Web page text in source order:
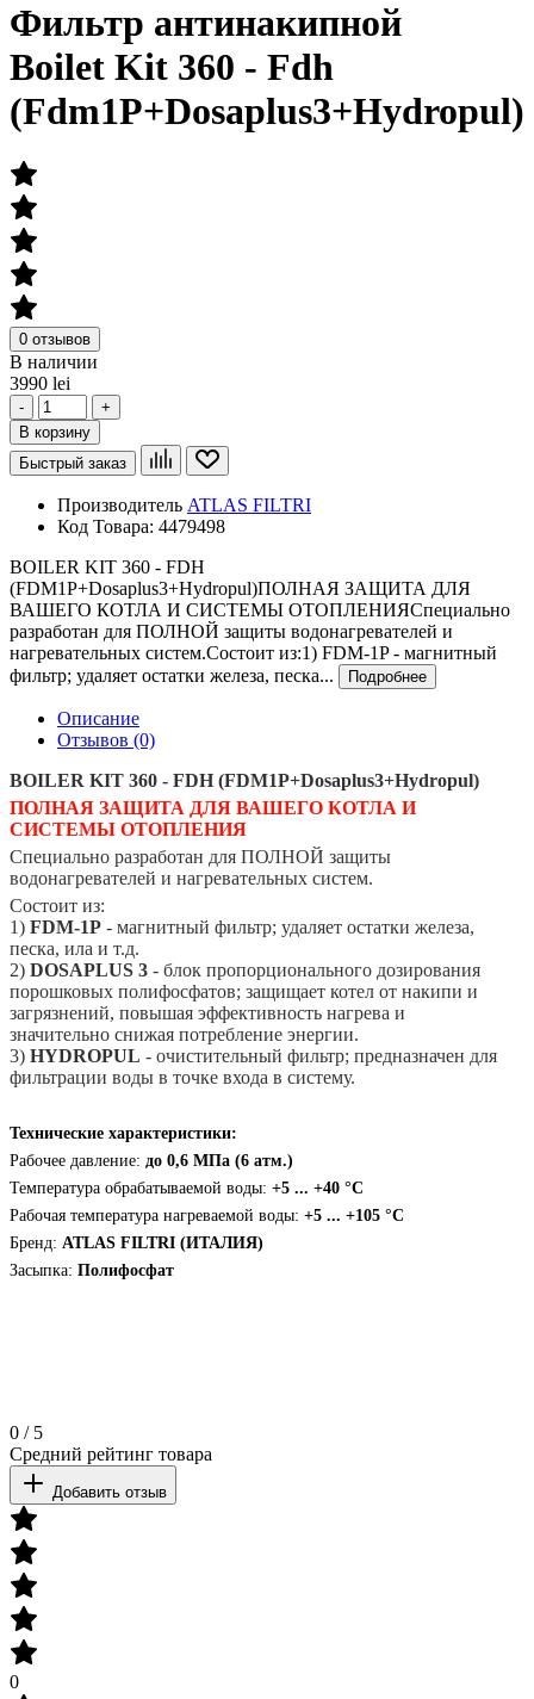
Фильтр антинакипной
Boilet Kit 360 - Fdh
(Fdm1P+Dosaplus3+Hydropul)
0 отзывов
В наличии
3990 lei
-
+
В корзину
Быстрый заказ
Производитель ATLAS FILTRI
Код Товара: 4479498
BOILER KIT 360 - FDH
(FDM1P+Dosaplus3+Hydropul)ПОЛНАЯ ЗАЩИТА ДЛЯ
ВАШЕГО КОТЛА И СИСТЕМЫ ОТОПЛЕНИЯСпециально
разработан для ПОЛНОЙ защиты водонагревателей и
нагревательных систем.Состоит из:1) FDM-1P - магнитный
фильтр; удаляет остатки железа, песка...
Подробнее
Описание
Отзывов (0)
BOILER KIT 360 - FDH (FDM1P+Dosaplus3+Hydropul)
ПОЛНАЯ ЗАЩИТА ДЛЯ ВАШЕГО КОТЛА И
СИСТЕМЫ ОТОПЛЕНИЯ
Специально разработан для ПОЛНОЙ защиты
водонагревателей и нагревательных систем.
Состоит из:
1) FDM-1P - магнитный фильтр; удаляет остатки железа,
песка, ила и т.д.
2) DOSAPLUS 3 - блок пропорционального дозирования
порошковых полифосфатов; защищает котел от накипи и
загрязнений, повышая эффективность нагрева и
значительно снижая потребление энергии.
3) HYDROPUL - очистительный фильтр; предназначен для
фильтрации воды в точке входа в систему.
Технические характеристики:
Рабочее давление: до 0,6 МПа (6 атм.)
Температура обрабатываемой воды: +5 ... +40 °С
Рабочая температура нагреваемой воды: +5 ... +105 °С
Бренд: ATLAS FILTRI (ИТАЛИЯ)
Засыпка: Полифосфат
0 / 5
Средний рейтинг товара
Добавить отзыв
0